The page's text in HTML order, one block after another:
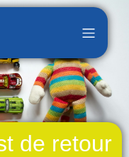
de retour